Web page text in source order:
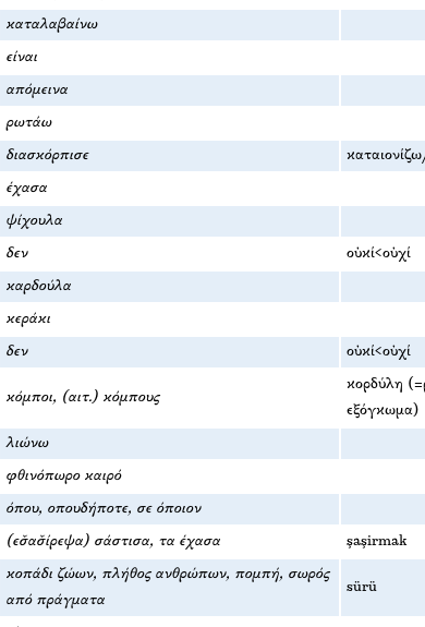
καταλαβαίνω
είναι
απόμεινα
ρωτάω
διασκόρπισε
έχασα
ψίχουλα
δεν οὐκί<οὐχί
καρδούλα
κεράκι
δεν οὐκί<οὐχί
κόμποι, (αιτ.) κόμπους
κορδύλη
εξόγκωμα)
λιώνω
φθινόπωρο καιρό
όπου, οπουδήποτε, σε όποιον
(εσ̌ασ̌ίρεψα) σάστισα, τα έχασα şaşirmak
κοπάδι ζώων, πλήθος ανθρώπων, πομπή, σωρός
από πράγματα
sürü